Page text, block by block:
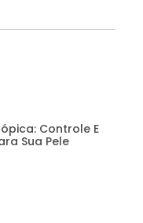
Controle E
Sua Pele